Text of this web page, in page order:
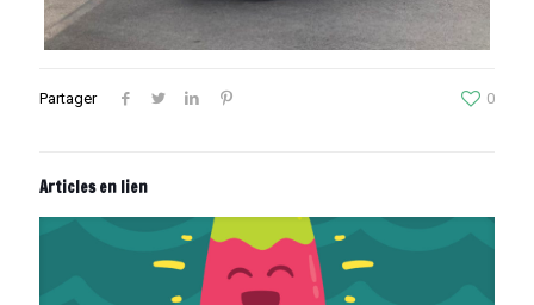
Partager 0
Articles en lien